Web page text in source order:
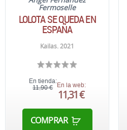
Fermoselle
LOLOTA SE QUEDA EN
ESPAÑA
Kailas. 2021
En tienda:
11,90 € En la web:
11,31 €
COMPRAR